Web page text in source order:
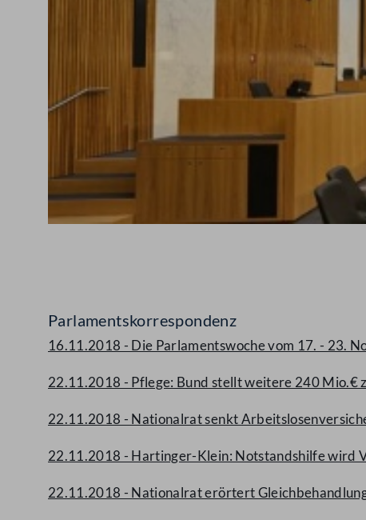
Parlamentskorrespondenz
16.11.2018 - Die Parlamentswoche vom 17. - 23.
22.11.2018 - Pflege: Bund stellt weitere 240 Mio.€
22.11.2018 - Nationalrat senkt
22.11.2018 - Hartinger-Klein: Notstandshilfe wird
22.11.2018 - Nationalrat erörtert